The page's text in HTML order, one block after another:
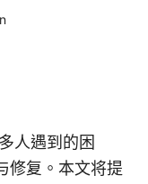
人遇到的困
修复。本文将提